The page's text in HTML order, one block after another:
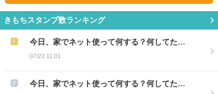
きもちスタンプ数ランキング
今日、家でネット使って何する？何してた…
07/23 11:01
今日、家でネット使って何する？何してた…